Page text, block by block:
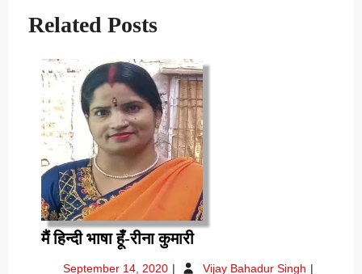
Related Posts
मैं हिन्दी भाषा हूँ-रीना कुमारीमैं
September 14, 2020 SeptemberVijay Bahadur Singh मैं